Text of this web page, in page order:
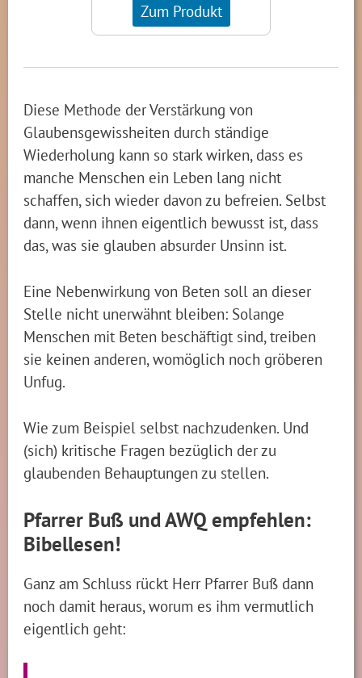
Zum Produkt
Diese Methode der Verstärkung von
Glaubensgewissheiten durch ständige
Wiederholung kann so stark wirken, dass es
manche Menschen ein Leben lang nicht
schaffen, sich wieder davon zu befreien. Selbst
dann, wenn ihnen eigentlich bewusst ist, dass
das, was sie glauben absurder Unsinn ist.
Eine Nebenwirkung von Beten soll an dieser
Stelle nicht unerwähnt bleiben: Solange
Menschen mit Beten beschäftigt sind, treiben
sie keinen anderen, womöglich noch gröberen
Unfug.
Wie zum Beispiel selbst nachzudenken. Und
(sich) kritische Fragen bezüglich der zu
glaubenden Behauptungen zu stellen.
Pfarrer Buß und AWQ empfehlen:
Bibellesen!
Ganz am Schluss rückt Herr Pfarrer Buß dann
noch damit heraus, worum es ihm vermutlich
eigentlich geht: